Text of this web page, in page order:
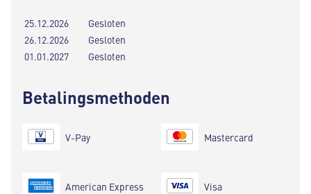
25.12.2026
Gesloten
26.12.2026
Gesloten
01.01.2027
Gesloten
Betalingsmethoden
V-Pay
American Express
Mastercard
Visa